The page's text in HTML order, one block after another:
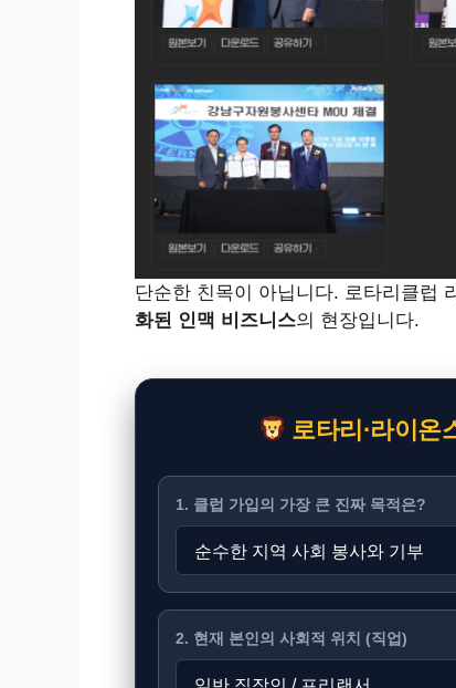
단순한 친목이 아닙니다. 로타리클럽
화된 인맥 비즈니스의 현장입니다.
로타리·라이온
1. 클럽 가입의 가장 큰 진짜 목적은?
2. 현재 본인의 사회적 위치 (직업)